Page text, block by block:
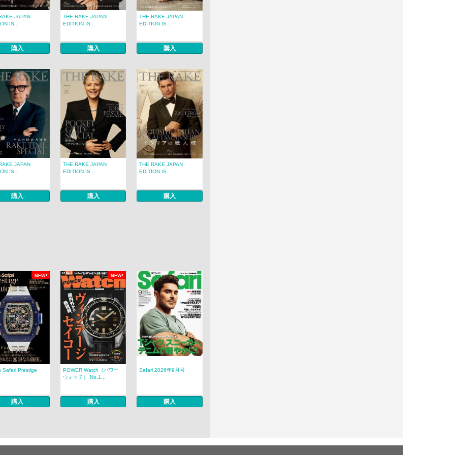
JAPAN
IS...
購入
THE RAKE JAPAN
EDITION IS...
購入
THE RAKE JAPAN
EDITION IS...
購入
JAPAN
IS...
購入
THE RAKE JAPAN
EDITION IS...
購入
THE RAKE JAPAN
EDITION IS...
購入
NEW! NEW!
Safari Prestige
購入
POWER Watch（パワー
ウォッチ） No.1...
購入
Safari 2026年9月号
購入